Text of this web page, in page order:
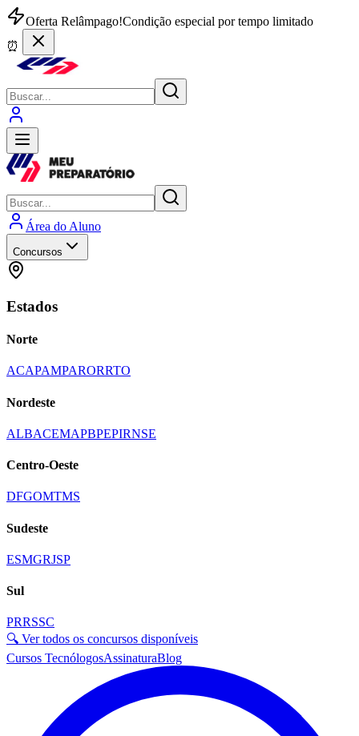
Oferta Relâmpago!Condição especial por tempo limitado
⏰
Área do Aluno
Concursos
Estados
Norte
ACAPAMPARORRTO
Nordeste
ALBACEMAPBPEPIRNSE
Centro-Oeste
DFGOMTMS
Sudeste
ESMGRJSP
Sul
PRRSSC
🔍 Ver todos os concursos disponíveis
Cursos TecnólogosAssinaturaBlog